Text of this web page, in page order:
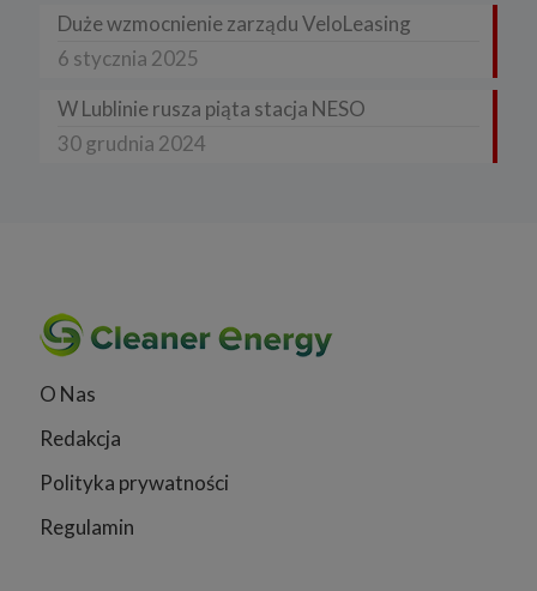
Duże wzmocnienie zarządu VeloLeasing
6 stycznia 2025
W Lublinie rusza piąta stacja NESO
30 grudnia 2024
O Nas
Redakcja
Polityka prywatności
Regulamin